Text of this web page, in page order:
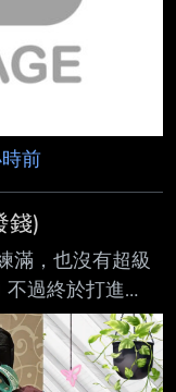
前
錢)
滿，也沒有超級
過終於打進
十名了 日服大